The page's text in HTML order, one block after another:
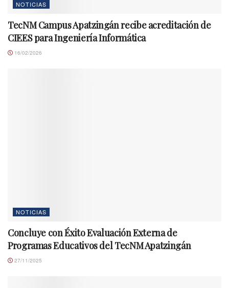
NOTICIAS
TecNM Campus Apatzingán recibe acreditación de
CIEES para Ingeniería Informática
16/02/2026
NOTICIAS
Concluye con Éxito Evaluación Externa de
Programas Educativos del TecNM Apatzingán
27/11/2025